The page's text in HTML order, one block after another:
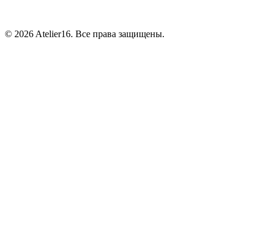
© 2026 Atelier16. Все права защищены.